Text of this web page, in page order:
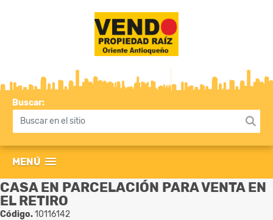
Buscar:
MENÚ
CASA EN PARCELACIÓN PARA VENTA EN
EL RETIRO
Código.10116142